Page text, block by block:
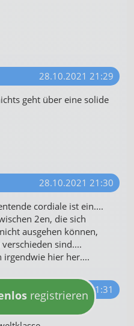
28.10.2021 21:29
geht über eine solide
28.10.2021 21:30
cordiale ist ein....
2en, die sich
ausgehen können,
sind....
irgendwie hier her....
28.10.2021 21:31
der
registrieren